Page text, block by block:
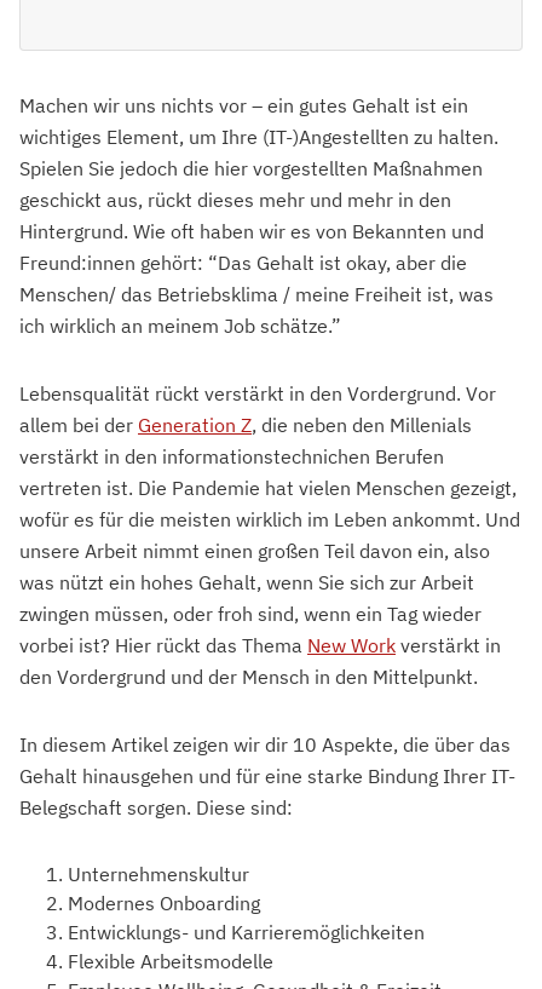
Machen wir uns nichts vor – ein gutes Gehalt ist ein
wichtiges Element, um Ihre (IT-)Angestellten zu halten.
Spielen Sie jedoch die hier vorgestellten Maßnahmen
geschickt aus, rückt dieses mehr und mehr in den
Hintergrund. Wie oft haben wir es von Bekannten und
Freund:innen gehört: “Das Gehalt ist okay, aber die
Menschen/ das Betriebsklima / meine Freiheit ist, was
ich wirklich an meinem Job schätze.”
Lebensqualität rückt verstärkt in den Vordergrund. Vor
allem bei der Generation Z, die neben den Millenials
verstärkt in den informationstechnichen Berufen
vertreten ist. Die Pandemie hat vielen Menschen gezeigt,
wofür es für die meisten wirklich im Leben ankommt. Und
unsere Arbeit nimmt einen großen Teil davon ein, also
was nützt ein hohes Gehalt, wenn Sie sich zur Arbeit
zwingen müssen, oder froh sind, wenn ein Tag wieder
vorbei ist? Hier rückt das Thema New Work verstärkt in
den Vordergrund und der Mensch in den Mittelpunkt.
In diesem Artikel zeigen wir dir 10 Aspekte, die über das
Gehalt hinausgehen und für eine starke Bindung Ihrer IT-
Belegschaft sorgen. Diese sind:
Unternehmenskultur
Modernes Onboarding
Entwicklungs- und Karrieremöglichkeiten
Flexible Arbeitsmodelle